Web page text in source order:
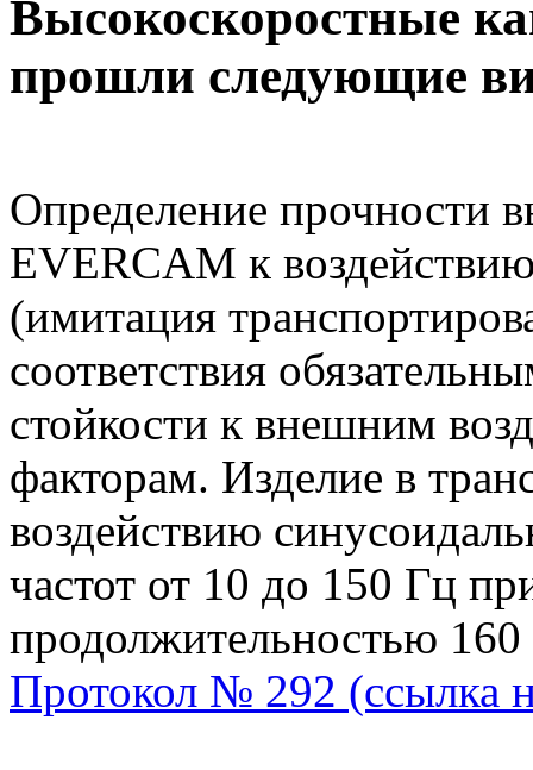
Высокоскоростные
прошли следующие
Определение прочности
EVERCAM к
(имитация
соответствия
стойкости к внешним
факторам. Изделие в
воздействию
частот от 10 до 150 Гц
продолжительностью
Протокол № 292 (ссылка